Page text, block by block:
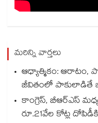
మరిన్ని వార్తలు
ఆధ్యాత్మికం:
జీవితంలో పాకులాడితే
కాంగ్రెస్, బీఆర్ఎస్
రూ.21వేల కోట్ల